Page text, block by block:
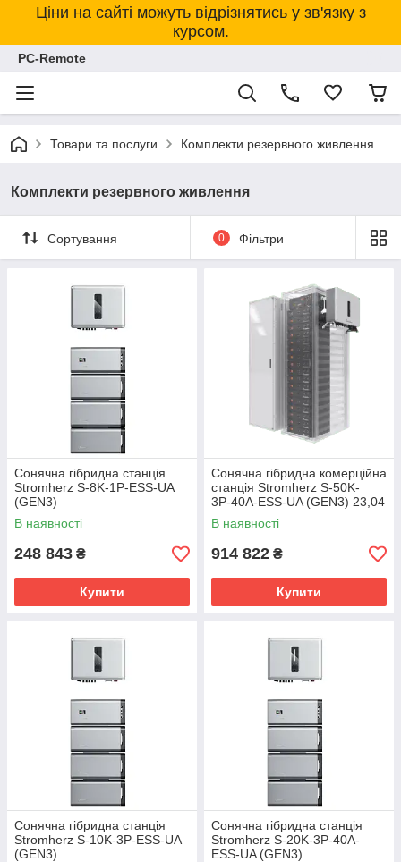
Ціни на сайті можуть відрізнятись у зв'язку з
курсом.
PC-Remote
Товари та послуги Комплекти резервного живлення
Комплекти резервного живлення
Сортування 0 Фільтри
Сонячна гібридна станція
Stromherz S-8K-1Р-ESS-UA
(GEN3)
В наявності
248 843 ₴
Купити
Сонячна гібридна комерційна
станція Stromherz S-50K-
3Р-40А-ESS-UA (GEN3) 23,04
кВт (Базовий комплект АКБ)
В наявності
914 822 ₴
Купити
Сонячна гібридна станція
Stromherz S-10K-3Р-ESS-UA
(GEN3)
Сонячна гібридна станція
Stromherz S-20K-3Р-40А-
ESS-UA (GEN3)